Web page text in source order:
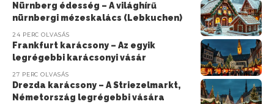
Nürnberg édesség – A világhírű
nürnbergi mézeskalács (Lebkuchen)
24 PERC OLVASÁS
Frankfurt karácsony – Az egyik
legrégebbi karácsonyi vásár
27 PERC OLVASÁS
Drezda karácsony – A Striezelmarkt,
Németország legrégebbi vására